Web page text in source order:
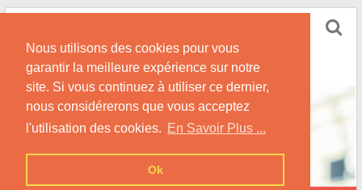
Nous utilisons des cookies pour vous
garantir la meilleure expérience sur notre
site. Si vous continuez à utiliser ce dernier,
nous considérerons que vous acceptez
l'utilisation des cookies. En Savoir Plus ...
Ok
Skip
content
Conseils et Informations pour la Rencontre d'une
Musulmane